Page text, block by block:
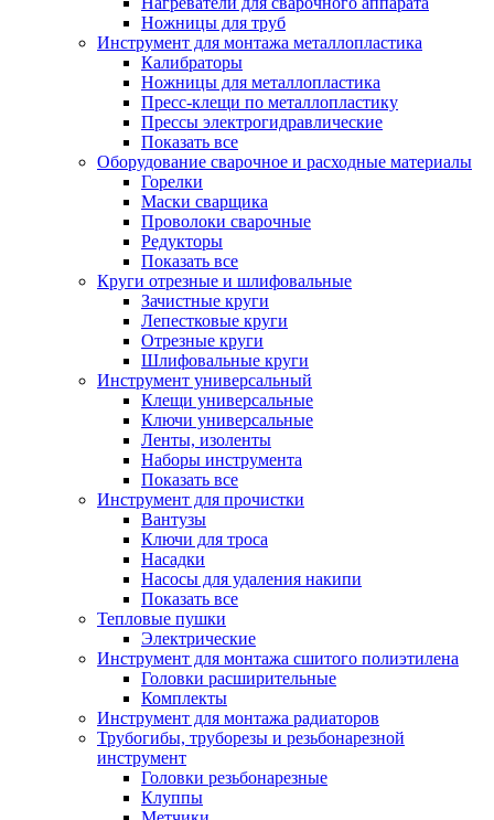
Ножницы для труб
Инструмент для монтажа металлопластика
Калибраторы
Ножницы для металлопластика
Пресс-клещи по металлопластику
Прессы электрогидравлические
Показать все
Оборудование сварочное и расходные материалы
Горелки
Маски сварщика
Проволоки сварочные
Редукторы
Показать все
Круги отрезные и шлифовальные
Зачистные круги
Лепестковые круги
Отрезные круги
Шлифовальные круги
Инструмент универсальный
Клещи универсальные
Ключи универсальные
Ленты, изоленты
Наборы инструмента
Показать все
Инструмент для прочистки
Вантузы
Ключи для троса
Насадки
Насосы для удаления накипи
Показать все
Тепловые пушки
Электрические
Инструмент для монтажа сшитого полиэтилена
Головки расширительные
Комплекты
Инструмент для монтажа радиаторов
Трубогибы, труборезы и резьбонарезной
инструмент
Головки резьбонарезные
Клуппы